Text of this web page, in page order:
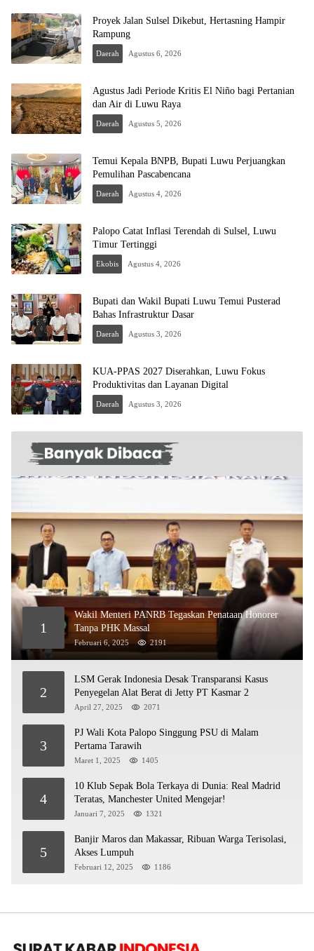
Proyek Jalan Sulsel Dikebut, Hertasning Hampir
Rampung
Daerah Agustus 6, 2026
Agustus Jadi Periode Kritis El Niño bagi Pertanian
dan Air di Luwu Raya
Daerah Agustus 5, 2026
Temui Kepala BNPB, Bupati Luwu Perjuangkan
Pemulihan Pascabencana
Daerah Agustus 4, 2026
Palopo Catat Inflasi Terendah di Sulsel, Luwu
Timur Tertinggi
Ekobis Agustus 4, 2026
Bupati dan Wakil Bupati Luwu Temui Pusterad
Bahas Infrastruktur Dasar
Daerah Agustus 3, 2026
KUA-PPAS 2027 Diserahkan, Luwu Fokus
Produktivitas dan Layanan Digital
Daerah Agustus 3, 2026
1
Wakil Menteri PANRB Tegaskan Penataan Honorer
Tanpa PHK Massal
Februari 6, 2025 2191
2
LSM Gerak Indonesia Desak Transparansi Kasus
Penyegelan Alat Berat di Jetty PT Kasmar 2
April 27, 2025 2071
3
PJ Wali Kota Palopo Singgung PSU di Malam
Pertama Tarawih
Maret 1, 2025 1405
4
10 Klub Sepak Bola Terkaya di Dunia: Real Madrid
Teratas, Manchester United Mengejar!
Januari 7, 2025 1321
5
Banjir Maros dan Makassar, Ribuan Warga Terisolasi,
Akses Lumpuh
Februari 12, 2025 1186